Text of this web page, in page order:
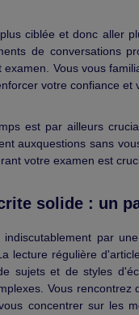
ciblée et donc aller
de conversations
Vous vous
votre confiance et
est par ailleurs
auxquestions sans
votre examen est
solide : un
par
lecture régulière
sujets et de styles
Vous
concentrer sur les